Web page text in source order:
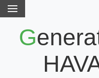
Generatore Hash